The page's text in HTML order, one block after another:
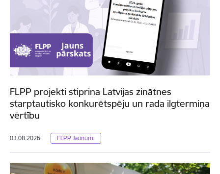
FLPP projekti stiprina Latvijas zinātnes
starptautisko konkurētspēju un rada ilgtermiņa
vērtību
03.08.2026. FLPP Jaunumi